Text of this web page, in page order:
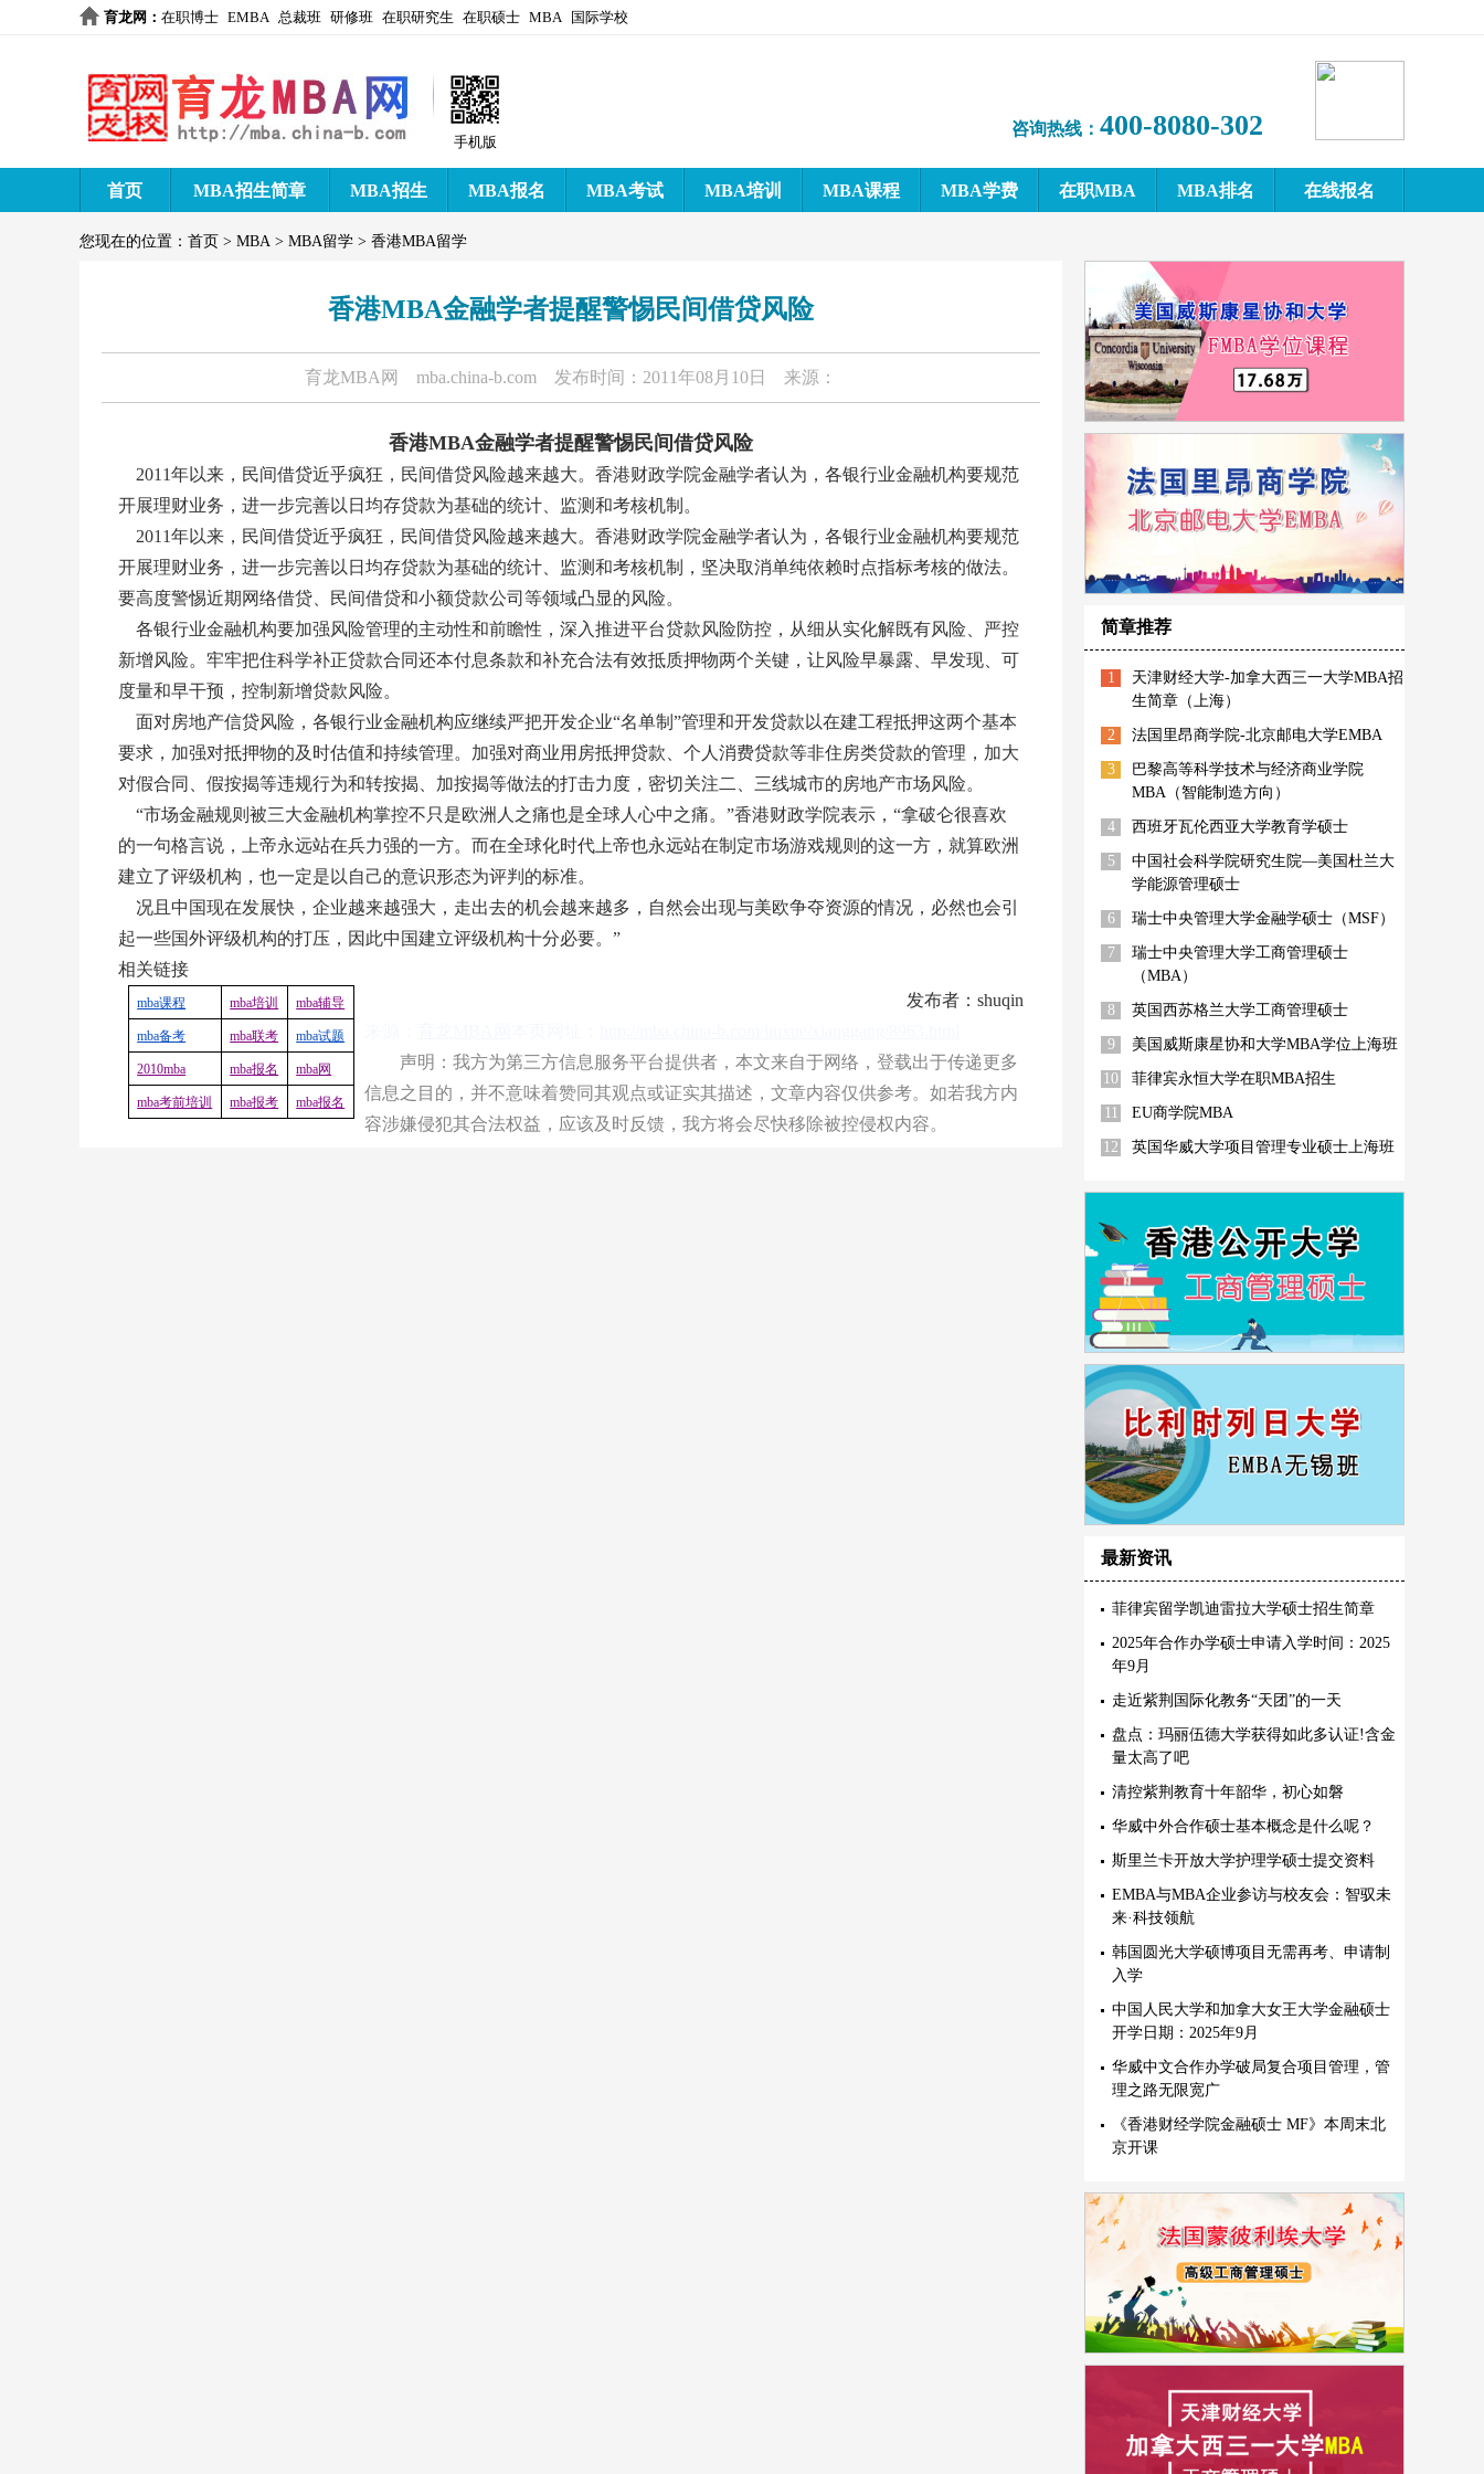
育龙网 ： 在职博士 EMBA 总裁班 研修班 在职研究生 在职硕士 MBA 国际学校
手机版
咨询热线： 400-8080-302
首页 MBA招生简章 MBA招生 MBA报名 MBA考试 MBA培训 MBA课程 MBA学费 在职MBA MBA排名 在线报名
您现在的位置： 首页 > MBA > MBA留学 > 香港MBA留学
香港MBA金融学者提醒警惕民间借贷风险
育龙MBA网 mba.china-b.com 发布时间：2011年08月10日 来源：
香港MBA金融学者提醒警惕民间借贷风险
2011年以来，民间借贷近乎疯狂，民间借贷风险越来越大。香港财政学院金融学者认为，各银行业金融机构要规范
开展理财业务，进一步完善以日均存贷款为基础的统计、监测和考核机制。
2011年以来，民间借贷近乎疯狂，民间借贷风险越来越大。香港财政学院金融学者认为，各银行业金融机构要规范
开展理财业务，进一步完善以日均存贷款为基础的统计、监测和考核机制，坚决取消单纯依赖时点指标考核的做法。
要高度警惕近期网络借贷、民间借贷和小额贷款公司等领域凸显的风险。
各银行业金融机构要加强风险管理的主动性和前瞻性，深入推进平台贷款风险防控，从细从实化解既有风险、严控
新增风险。牢牢把住科学补正贷款合同还本付息条款和补充合法有效抵质押物两个关键，让风险早暴露、早发现、可
度量和早干预，控制新增贷款风险。
面对房地产信贷风险，各银行业金融机构应继续严把开发企业“名单制”管理和开发贷款以在建工程抵押这两个基本
要求，加强对抵押物的及时估值和持续管理。加强对商业用房抵押贷款、个人消费贷款等非住房类贷款的管理，加大
对假合同、假按揭等违规行为和转按揭、加按揭等做法的打击力度，密切关注二、三线城市的房地产市场风险。
“市场金融规则被三大金融机构掌控不只是欧洲人之痛也是全球人心中之痛。”香港财政学院表示，“拿破仑很喜欢
的一句格言说，上帝永远站在兵力强的一方。而在全球化时代上帝也永远站在制定市场游戏规则的这一方，就算欧洲
建立了评级机构，也一定是以自己的意识形态为评判的标准。
况且中国现在发展快，企业越来越强大，走出去的机会越来越多，自然会出现与美欧争夺资源的情况，必然也会引
起一些国外评级机构的打压，因此中国建立评级机构十分必要。”
相关链接
mba课程 mba培训 mba辅导
mba备考 mba联考 mba试题
2010mba mba报名 mba网
mba考前培训 mba报考 mba报名
发布者：shuqin
声明：我方为第三方信息服务平台提供者，本文来自于网络，登载出于传递更多
信息之目的，并不意味着赞同其观点或证实其描述，文章内容仅供参考。如若我方内
容涉嫌侵犯其合法权益，应该及时反馈，我方将会尽快移除被控侵权内容。
简章推荐
1
天津财经大学-加拿大西三一大学MBA招
生简章（上海）
2 法国里昂商学院-北京邮电大学EMBA
3
巴黎高等科学技术与经济商业学院
MBA（智能制造方向）
4 西班牙瓦伦西亚大学教育学硕士
5
中国社会科学院研究生院—美国杜兰大
学能源管理硕士
6 瑞士中央管理大学金融学硕士（MSF）
7
瑞士中央管理大学工商管理硕士
（MBA）
8 英国西苏格兰大学工商管理硕士
9 美国威斯康星协和大学MBA学位上海班
10 菲律宾永恒大学在职MBA招生
11 EU商学院MBA
12 英国华威大学项目管理专业硕士上海班
最新资讯
菲律宾留学凯迪雷拉大学硕士招生简章
2025年合作办学硕士申请入学时间：2025
年9月
走近紫荆国际化教务“天团”的一天
盘点：玛丽伍德大学获得如此多认证!含金
量太高了吧
清控紫荆教育十年韶华，初心如磐
华威中外合作硕士基本概念是什么呢？
斯里兰卡开放大学护理学硕士提交资料
EMBA与MBA企业参访与校友会：智驭未
来·科技领航
韩国圆光大学硕博项目无需再考、申请制
入学
中国人民大学和加拿大女王大学金融硕士
开学日期：2025年9月
华威中文合作办学破局复合项目管理，管
理之路无限宽广
《香港财经学院金融硕士 MF》本周末北
京开课